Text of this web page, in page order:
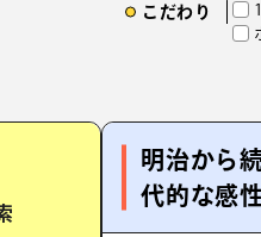
こだわり
明治から
代的な感